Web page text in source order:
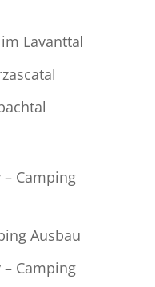
Lavanttal
– Camping
Ausbau
– Camping